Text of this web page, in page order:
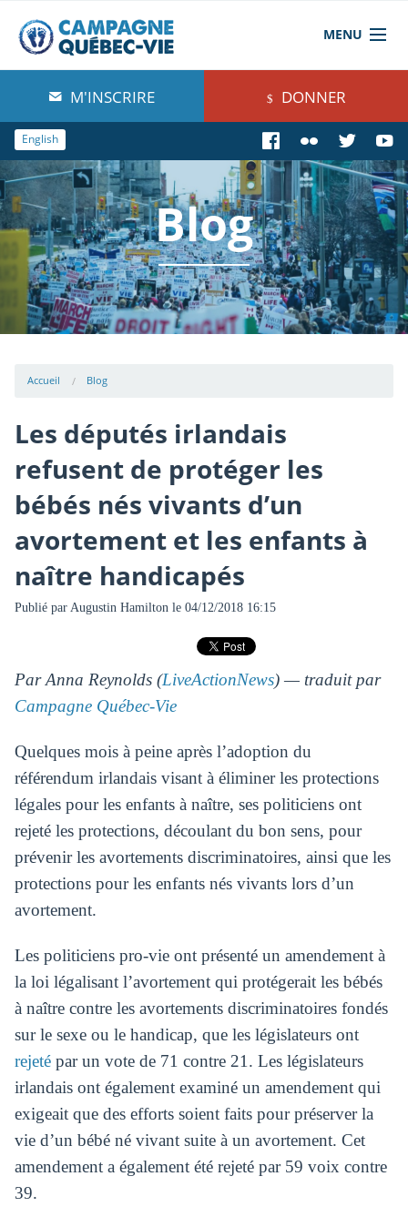
MENU
À propos de nous
Blog
Comprendre
Agir
Boutique
M'INSCRIRE DONNER
English
Blog
Accueil Blog
Les députés irlandais
refusent de protéger les
bébés nés vivants d’un
avortement et les enfants à
naître handicapés
Publié par Augustin Hamilton le 04/12/2018 16:15
Par Anna Reynolds (LiveActionNews) — traduit par
Campagne Québec-Vie
Quelques mois à peine après l’adoption du
référendum irlandais visant à éliminer les protections
légales pour les enfants à naître, ses politiciens ont
rejeté les protections, découlant du bon sens, pour
prévenir les avortements discriminatoires, ainsi que les
protections pour les enfants nés vivants lors d’un
avortement.
Les politiciens pro-vie ont présenté un amendement à
la loi légalisant l’avortement qui protégerait les bébés
à naître contre les avortements discriminatoires fondés
sur le sexe ou le handicap, que les législateurs ont
rejetépar un vote de 71 contre 21. Les législateurs
irlandais ont également examiné un amendement qui
exigeait que des efforts soient faits pour préserver la
vie d’un bébé né vivant suite à un avortement. Cet
amendement a également été rejeté par 59 voix contre
39.